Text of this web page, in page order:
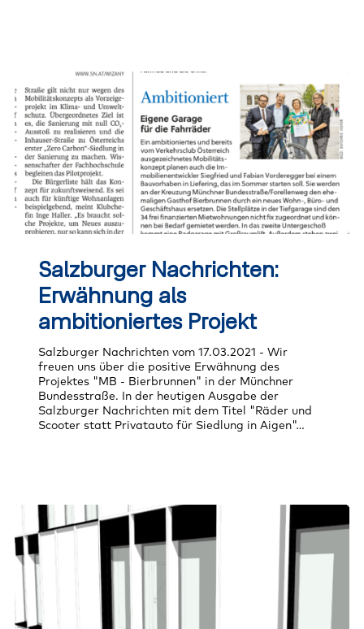
Erwähnung
ambitioniertes
Projekt
Salzburger Nachrichten:
Erwähnung als
ambitioniertes Projekt
Salzburger Nachrichten vom 17.03.2021 - Wir
freuen uns über die positive Erwähnung des
Projektes "MB - Bierbrunnen" in der Münchner
Bundesstraße. In der heutigen Ausgabe der
Salzburger Nachrichten mit dem Titel "Räder und
Scooter statt Privatauto für Siedlung in Aigen"…